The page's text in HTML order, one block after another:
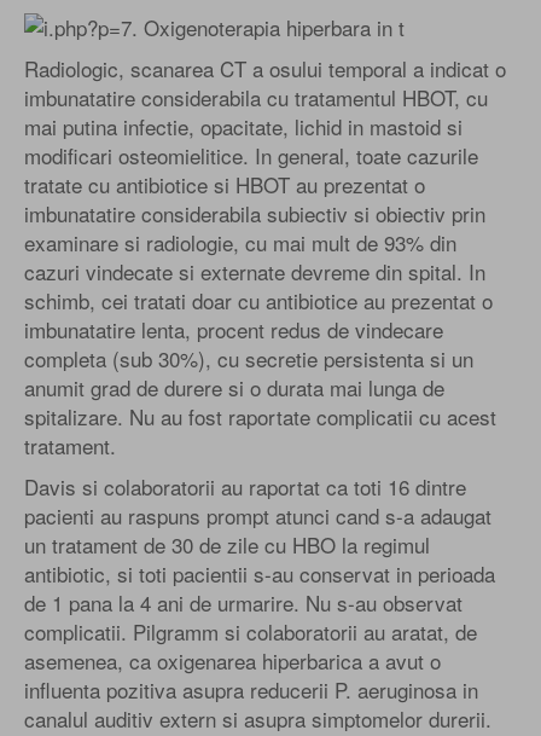
Radiologic, scanarea CT a osului temporal a indicat o
imbunatatire considerabila cu tratamentul HBOT, cu
mai putina infectie, opacitate, lichid in mastoid si
modificari osteomielitice. In general, toate cazurile
tratate cu antibiotice si HBOT au prezentat o
imbunatatire considerabila subiectiv si obiectiv prin
examinare si radiologie, cu mai mult de 93% din
cazuri vindecate si externate devreme din spital. In
schimb, cei tratati doar cu antibiotice au prezentat o
imbunatatire lenta, procent redus de vindecare
completa (sub 30%), cu secretie persistenta si un
anumit grad de durere si o durata mai lunga de
spitalizare. Nu au fost raportate complicatii cu acest
tratament.
Davis si colaboratorii au raportat ca toti 16 dintre
pacienti au raspuns prompt atunci cand s-a adaugat
un tratament de 30 de zile cu HBO la regimul
antibiotic, si toti pacientii s-au conservat in perioada
de 1 pana la 4 ani de urmarire. Nu s-au observat
complicatii. Pilgramm si colaboratorii au aratat, de
asemenea, ca oxigenarea hiperbarica a avut o
influenta pozitiva asupra reducerii P. aeruginosa in
canalul auditiv extern si asupra simptomelor durerii.